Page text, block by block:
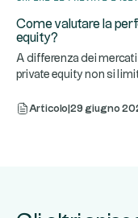
Come valutare la
equity?
A differenza dei
private equity non si
Articolo 29 giugno